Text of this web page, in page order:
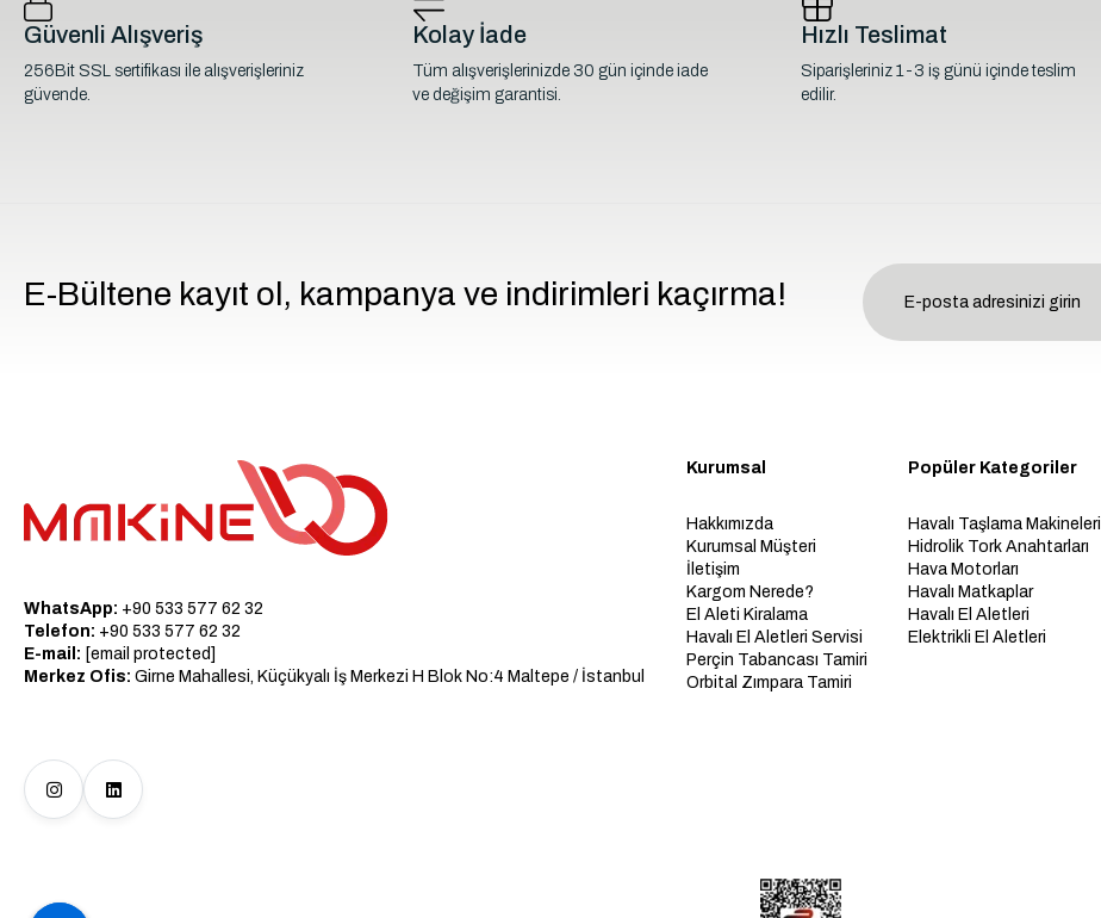
Güvenli Alışveriş
256Bit SSL sertifikası ile alışverişleriniz
güvende.
Kolay İade
Tüm alışverişlerinizde 30 gün içinde iade
ve değişim garantisi.
Hızlı Teslimat
Siparişleriniz 1-3 iş günü içinde teslim
edilir.
E-Bültene kayıt ol, kampanya ve indirimleri kaçırma!
WhatsApp: +90 533 577 62 32
Telefon: +90 533 577 62 32
E-mail: [email protected]
Merkez Ofis: Girne Mahallesi, Küçükyalı İş Merkezi H Blok No:4 Maltepe / İstanbul
Kurumsal
Hakkımızda
Kurumsal Müşteri
İletişim
Kargom Nerede?
El Aleti Kiralama
Havalı El Aletleri Servisi
Perçin Tabancası Tamiri
Orbital Zımpara Tamiri
Popüler Kategoriler
Havalı Taşlama Makineleri
Hidrolik Tork Anahtarları
Hava Motorları
Havalı Matkaplar
Havalı El Aletleri
Elektrikli El Aletleri